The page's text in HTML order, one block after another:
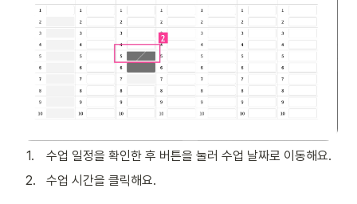
1.
수업 일정을 확인한 후 버튼을 눌러 수업 날짜로 이동해요.
2. 수업 시간을 클릭해요.